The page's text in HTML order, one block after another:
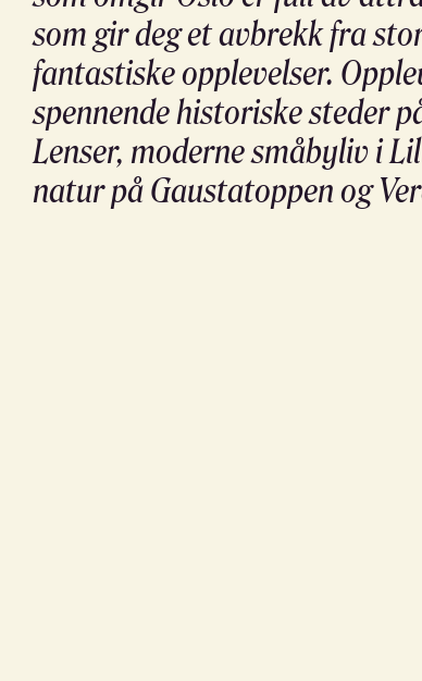
som gir deg et avbrekk fra
fantastiske opplevelser.
spennende historiske steder
Lenser, moderne småbyliv i
natur på Gaustatoppen og